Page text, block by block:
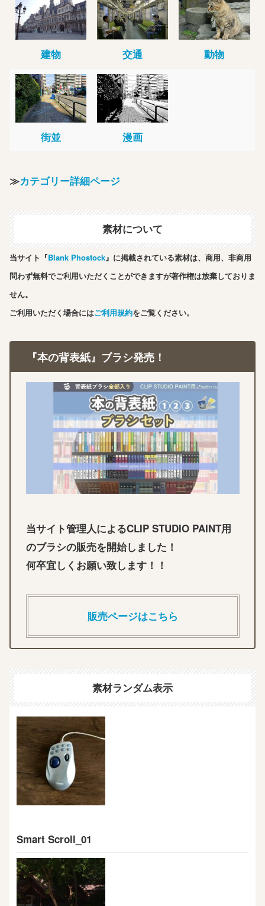
建物 交通 動物
街並 漫画
≫カテゴリー詳細ページ
素材について
当サイト『Blank Phostock』に掲載されている素材は、商用、非商用
問わず無料でご利用いただくことができますが著作権は放棄しておりま
せん。
ご利用いただく場合にはご利用規約をご覧ください。
『本の背表紙』ブラシ発売！
当サイト管理人によるCLIP STUDIO PAINT用
のブラシの販売を開始しました！
何卒宜しくお願い致します！！
販売ページはこちら
素材ランダム表示
Smart Scroll_01